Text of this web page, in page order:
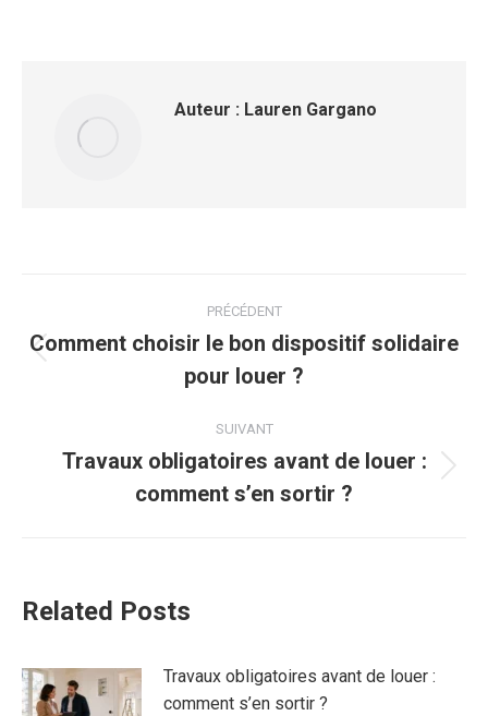
Auteur : Lauren Gargano
article
PRÉCÉDENT
précédent
Comment choisir le bon dispositif solidaire
pour louer ?
SUIVANT
suivant
Travaux obligatoires avant de louer :
comment s’en sortir ?
Related Posts
Travaux obligatoires avant de louer :
comment s’en sortir ?